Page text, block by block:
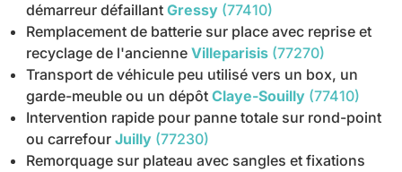
démarreur défaillant Gressy (77410)
Remplacement de batterie sur place avec reprise et
recyclage de l'ancienne Villeparisis (77270)
Transport de véhicule peu utilisé vers un box, un
garde-meuble ou un dépôt Claye-Souilly (77410)
Intervention rapide pour panne totale sur rond-point
ou carrefour Juilly (77230)
Remorquage sur plateau avec sangles et fixations